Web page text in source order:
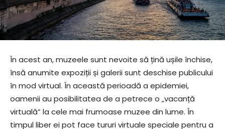
În acest an, muzeele sunt nevoite să țină ușile închise,
însă anumite expoziții și galerii sunt deschise publicului
în mod virtual. În această perioadă a epidemiei,
oamenii au posibilitatea de a petrece o „vacanță
virtuală” la cele mai frumoase muzee din lume. În
timpul liber ei pot face tururi virtuale speciale pentru a